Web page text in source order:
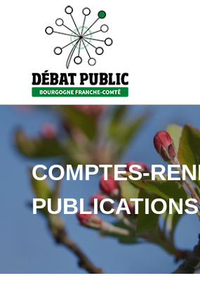
COMPTES-
PUBLICATIONS